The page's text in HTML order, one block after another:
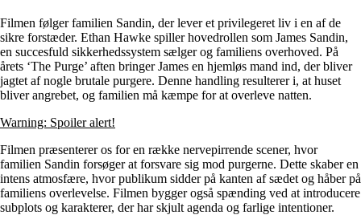
Filmen følger familien Sandin, der lever et privilegeret liv i en af de
sikre forstæder. Ethan Hawke spiller hovedrollen som James Sandin,
en succesfuld sikkerhedssystem sælger og familiens overhoved. På
årets ‘The Purge’ aften bringer James en hjemløs mand ind, der bliver
jagtet af nogle brutale purgere. Denne handling resulterer i, at huset
bliver angrebet, og familien må kæmpe for at overleve natten.
Warning: Spoiler alert!
Filmen præsenterer os for en række nervepirrende scener, hvor
familien Sandin forsøger at forsvare sig mod purgerne. Dette skaber en
intens atmosfære, hvor publikum sidder på kanten af sædet og håber på
familiens overlevelse. Filmen bygger også spænding ved at introducere
subplots og karakterer, der har skjult agenda og farlige intentioner.